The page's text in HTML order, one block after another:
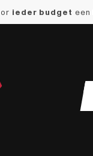
ieder budget een